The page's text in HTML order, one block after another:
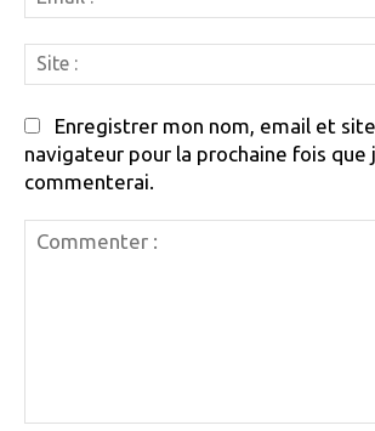
Enregistrer mon nom, email et
navigateur pour la prochaine fois que
commenterai.